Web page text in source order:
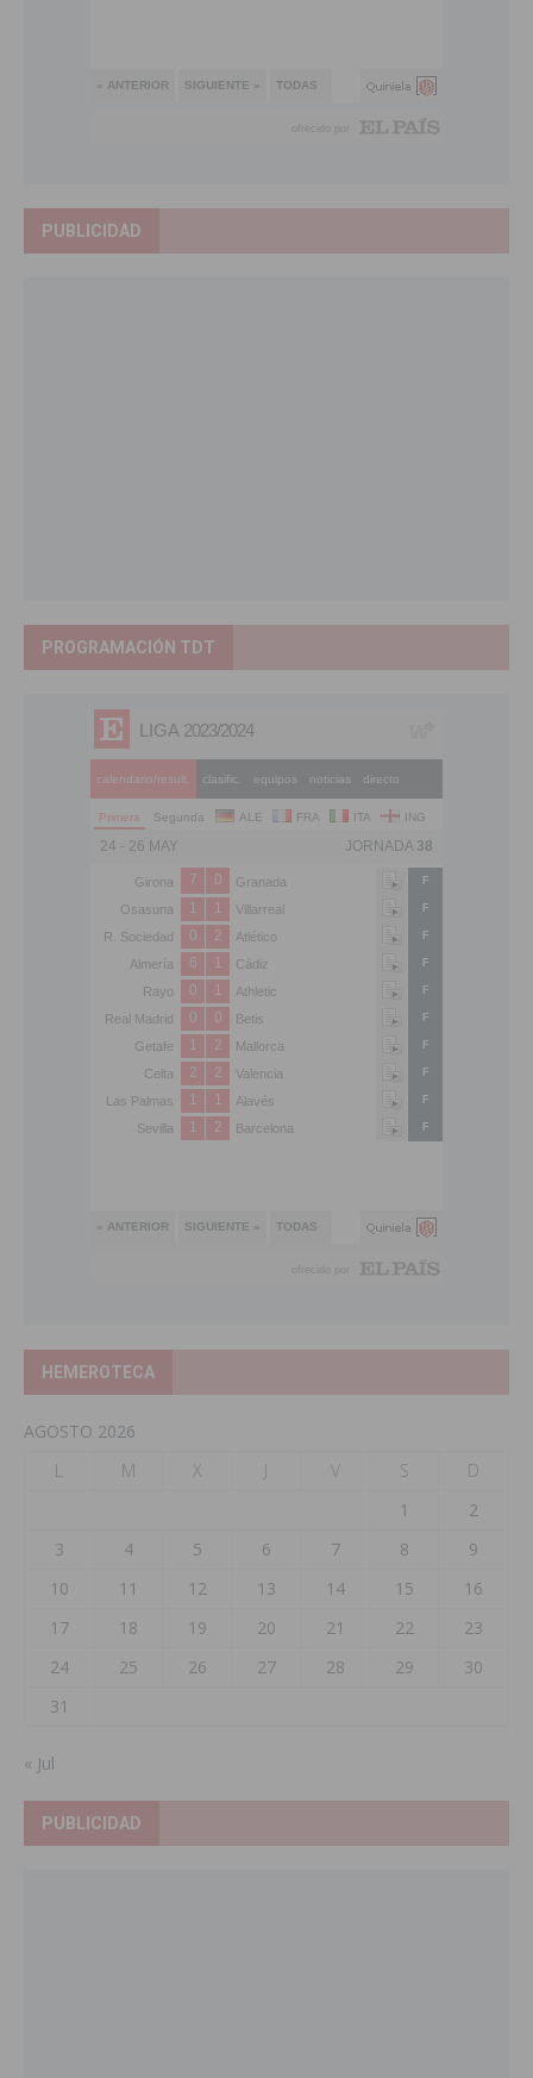
PUBLICIDAD
PROGRAMACIÓN TDT
HEMEROTECA
AGOSTO 2026
L
M X J V S
D
1
2
3
4 5 6 7 8
9
10
11 12 13 14 15
16
17
18 19 20 21 22
23
24
25 26 27 28 29
30
31
« Jul
PUBLICIDAD